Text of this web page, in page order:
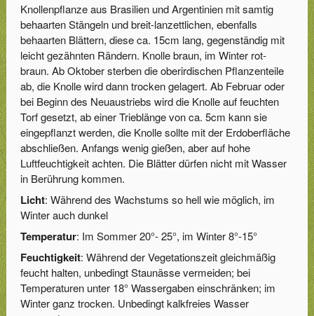
Knollenpflanze aus Brasilien und Argentinien mit samtig
behaarten Stängeln und breit-lanzettlichen, ebenfalls
behaarten Blättern, diese ca. 15cm lang, gegenständig mit
leicht gezähnten Rändern. Knolle braun, im Winter rot-
braun. Ab Oktober sterben die oberirdischen Pflanzenteile
ab, die Knolle wird dann trocken gelagert. Ab Februar oder
bei Beginn des Neuaustriebs wird die Knolle auf feuchten
Torf gesetzt, ab einer Trieblänge von ca. 5cm kann sie
eingepflanzt werden, die Knolle sollte mit der Erdoberfläche
abschließen. Anfangs wenig gießen, aber auf hohe
Luftfeuchtigkeit achten. Die Blätter dürfen nicht mit Wasser
in Berührung kommen.
Licht: Während des Wachstums so hell wie möglich, im
Winter auch dunkel
Temperatur: Im Sommer 20°- 25°, im Winter 8°-15°
Feuchtigkeit: Während der Vegetationszeit gleichmäßig
feucht halten, unbedingt Staunässe vermeiden; bei
Temperaturen unter 18° Wassergaben einschränken; im
Winter ganz trocken. Unbedingt kalkfreies Wasser